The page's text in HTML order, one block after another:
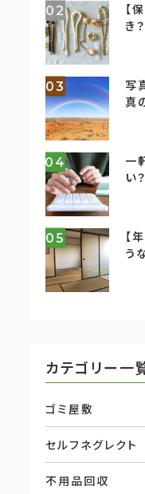
02
【
き
03
写
真
04
一
い
05
【
う
カテゴリー一
ゴミ屋敷
セルフネグレクト
不用品回収